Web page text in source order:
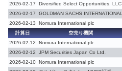
2026-02-17
Diversified Select Opportunities, LLC
2026-02-17
GOLDMAN SACHS INTERNATIONAL
2026-02-13
Nomura International plc
計算日
空売り機関
2026-02-12
Nomura International plc
2026-02-12
JPM Securities Japan Co Ltd.
2026-02-10 Nomura International plc